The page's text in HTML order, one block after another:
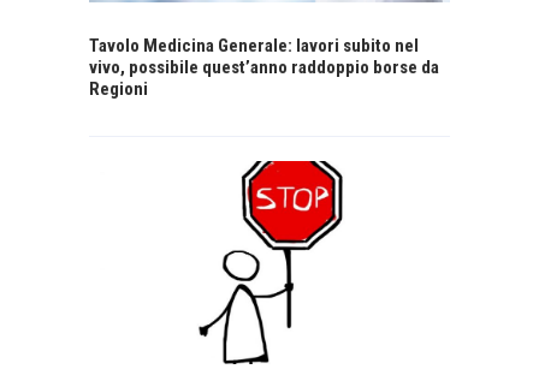
Tavolo Medicina Generale: lavori subito nel
vivo, possibile quest’anno raddoppio borse da
Regioni